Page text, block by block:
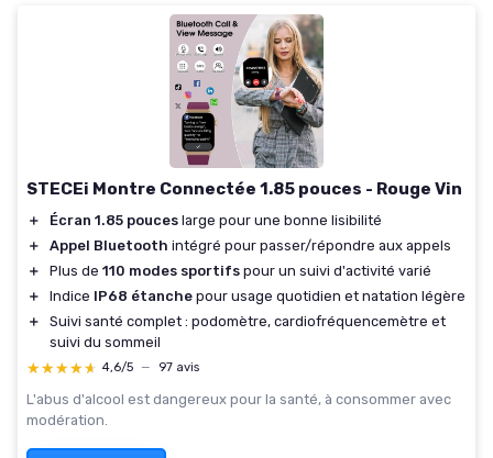
STECEi Montre Connectée 1.85 pouces - Rouge Vin
＋ Écran 1.85 pouces large pour une bonne lisibilité
＋
Appel Bluetooth intégré pour passer/répondre aux appels
＋
Plus de 110 modes sportifs pour un suivi d'activité varié
＋
Indice IP68 étanche pour usage quotidien et natation légère
＋
Suivi santé complet : podomètre, cardiofréquencemètre et
suivi du sommeil
★★★★★
★★★★★ 4,6/5 — 97 avis
L'abus d'alcool est dangereux pour la santé, à consommer avec
modération.